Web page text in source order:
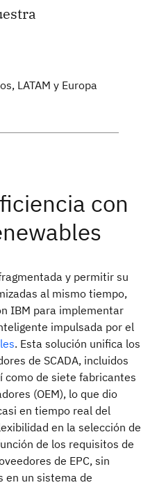
LATAM y Europa
y permitir su
al mismo tiempo,
IBM para implementar
impulsada por el
. Esta solución unifica los
de SCADA, incluidos
como de siete fabricantes
(OEM), lo que dio
en tiempo real del
en la selección de
de los requisitos de
de EPC, sin
en un sistema de